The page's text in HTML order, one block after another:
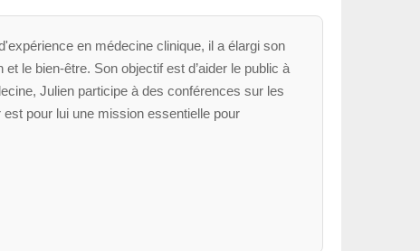
en médecine clinique, il a élargi son
le bien-être. Son objectif est d’aider le public à
Julien participe à des conférences sur les
pour lui une mission essentielle pour